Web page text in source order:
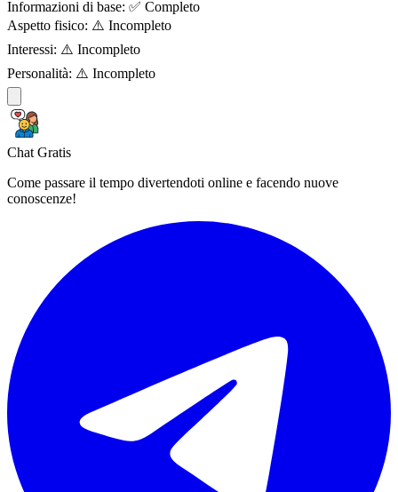
Informazioni di base: ✅ Completo
Aspetto fisico: ⚠️ Incompleto
Interessi: ⚠️ Incompleto
Personalità: ⚠️ Incompleto
Chat Gratis
Come passare il tempo divertendoti online e facendo nuove
conoscenze!